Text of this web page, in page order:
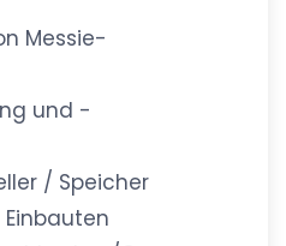
Messie-
und -
/ Speicher